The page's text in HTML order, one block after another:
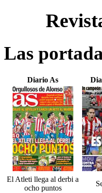
Las
Diario As
El Atleti llega al derbi a
ocho puntos